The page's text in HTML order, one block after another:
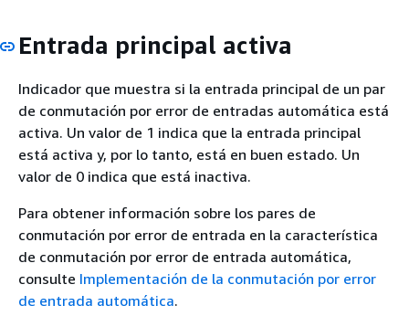
Entrada principal activa
Indicador que muestra si la entrada principal de un par
de conmutación por error de entradas automática está
activa. Un valor de 1 indica que la entrada principal
está activa y, por lo tanto, está en buen estado. Un
valor de 0 indica que está inactiva.
Para obtener información sobre los pares de
conmutación por error de entrada en la característica
de conmutación por error de entrada automática,
consulte Implementación de la conmutación por error
de entrada automática.